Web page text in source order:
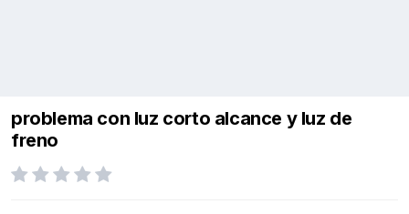
problema con luz corto alcance y luz de
freno